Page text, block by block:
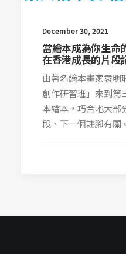
December 30, 2021
當繪本成為你生命
在香港成長的片段
由著名繪本畫家袁明
創作研習班」來到第
本繪本，巧合地大部
段、下一個註腳有關